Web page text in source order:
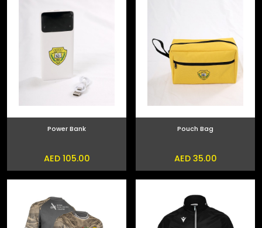
Pouch Bag
AED 35.00
Power Bank
AED 105.00